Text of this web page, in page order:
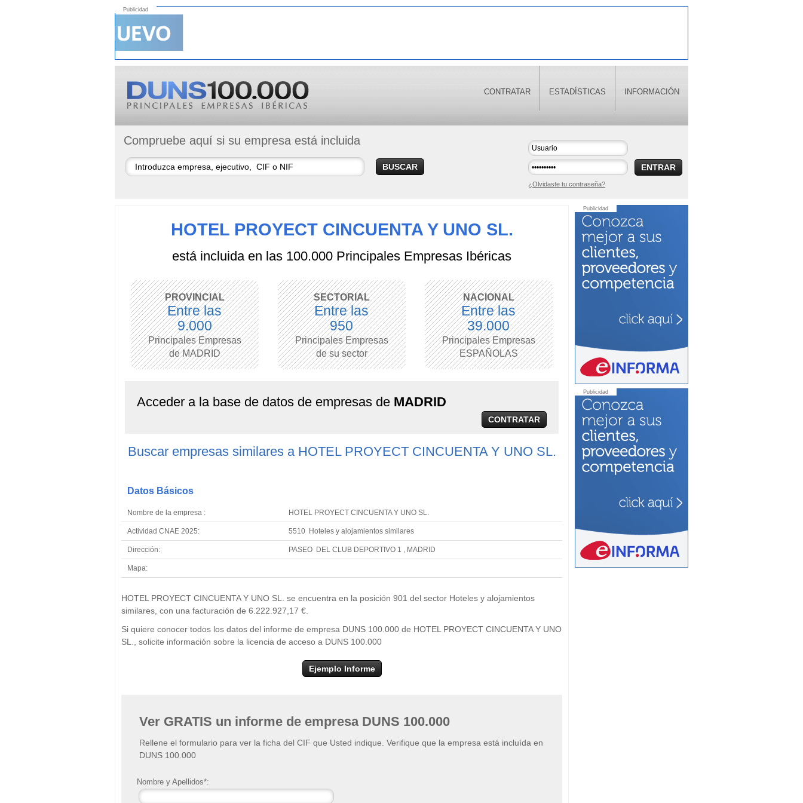
Publicidad
CONTRATAR ESTADÍSTICAS INFORMACIÓN
Compruebe aquí si su empresa está incluida
BUSCAR ENTRAR
¿Olvidaste tu contraseña?
HOTEL PROYECT CINCUENTA Y UNO SL.
está incluida en las 100.000 Principales Empresas Ibéricas
PROVINCIAL
Entre las
9.000
Principales Empresas
de MADRID
SECTORIAL
Entre las
950
Principales Empresas
de su sector
NACIONAL
Entre las
39.000
Principales Empresas
ESPAÑOLAS
Acceder a la base de datos de empresas de MADRID
CONTRATAR
Buscar empresas similares a HOTEL PROYECT CINCUENTA Y UNO SL.
Datos Básicos
Nombre de la empresa : HOTEL PROYECT CINCUENTA Y UNO SL.
Actividad CNAE 2025: 5510 Hoteles y alojamientos similares
Dirección: PASEO DEL CLUB DEPORTIVO 1 , MADRID
Mapa:
×
−
HOTEL PROYECT CINCUENTA Y UNO SL. se encuentra en la posición 901 del sector Hoteles y alojamientos
similares, con una facturación de 6.222.927,17 €.
Si quiere conocer todos los datos del informe de empresa DUNS 100.000 de HOTEL PROYECT CINCUENTA Y UNO
SL., solicite información sobre la licencia de acceso a DUNS 100.000
Ejemplo Informe
Ver GRATIS un informe de empresa DUNS 100.000
Rellene el formulario para ver la ficha del CIF que Usted indique. Verifique que la empresa está incluída en
DUNS 100.000
Nombre y Apellidos*:
Publicidad
Publicidad